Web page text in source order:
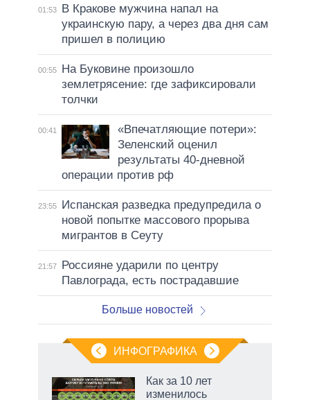
01:53
В Кракове мужчина напал на
украинскую пару, а через два дня сам
пришел в полицию
00:55
На Буковине произошло
землетрясение: где зафиксировали
толчки
00:41
«Впечатляющие потери»:
Зеленский оценил
результаты 40-дневной
операции против рф
23:55
Испанская разведка предупредила о
новой попытке массового прорыва
мигрантов в Сеуту
21:57
Россияне ударили по центру
Павлограда, есть пострадавшие
Больше новостей
ИНФОГРАФИКА
Как за 10 лет
изменилось